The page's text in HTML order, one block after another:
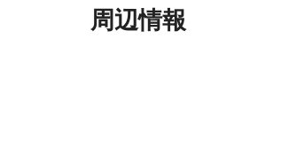
周辺情報